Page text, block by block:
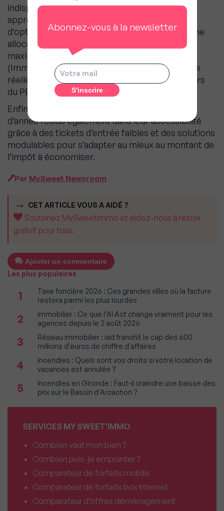
indispensable dans le contexte actuel. Cette
approche à 360° permet non seulement
d’optimiser sa fiscalité, mais aussi de réaliser une
allocation patrimoniale limitant le risque au
maximum grâce aux sous-jacents divers
(Immobilier de centre-ville à rénover, Economie
réelle avec les PME, Unités de compte au travers
du PERin…).
Enfin, l’intérêt de toutes ces solutions de fin
d’année réside également dans leur accessibilité
grâce à des tickets d’entrée faibles et des solutions
modulables pour s’adapter au mieux au montant de
l’impôt à économiser.
Par MySweet Newsroom
CET ARTICLE VOUS A AIDÉ ?
Soutenez MySweetImmo et aidez-nous à rester
gratuit pour tous.
Ajouter un commentaire
Les plus populaires
1
Taxe foncière 2026 : Ces grandes villes où la facture
restera parmi les plus lourdes
2
Immobilier : Ce que l’AI Act change vraiment pour les
agences depuis le 2 août 2026
3
Réseau immobilier : iad franchit le cap des 600
millions d'euros de chiffre d'affaires
4
Incendies : Quels sont vos droits si votre location de
vacances est annulée ?
5
Incendies en Gironde : Faut-il craindre une baisse des
prix sur le Bassin d'Arcachon ?
SERVICES MY SWEET'IMMO
Combien vaut mon bien ?
Combien puis-je emprunter ?
Comparateur de forfaits mobile
Comparateur de forfaits box Internet
Comparateur d’offres déménagement
Abonnez-vous à la newsletter